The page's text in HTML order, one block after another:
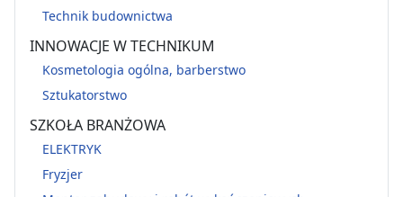
Technik budownictwa
INNOWACJE W TECHNIKUM
Kosmetologia ogólna, barberstwo
Sztukatorstwo
SZKOŁA BRANŻOWA
ELEKTRYK
Fryzjer